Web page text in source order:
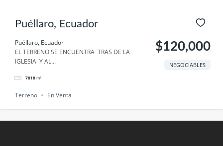
Puéllaro, Ecuador
Puéllaro, Ecuador
EL TERRENO SE ENCUENTRA TRAS DE LA
IGLESIA Y AL...
7818 m²
$120,000
NEGOCIABLES
Terreno En Venta